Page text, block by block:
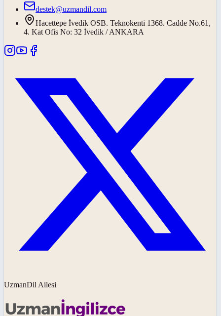
destek@uzmandil.com
Hacettepe İvedik OSB. Teknokenti 1368. Cadde No.61,
4. Kat Ofis No: 32 İvedik / ANKARA
UzmanDil Ailesi